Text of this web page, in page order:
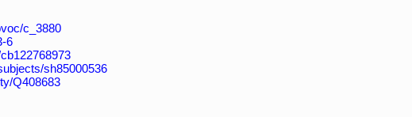
c_3880
6
sh85000536
Q408683